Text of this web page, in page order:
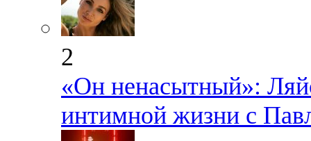
2
«Он ненасытный»:
интимной жизни с